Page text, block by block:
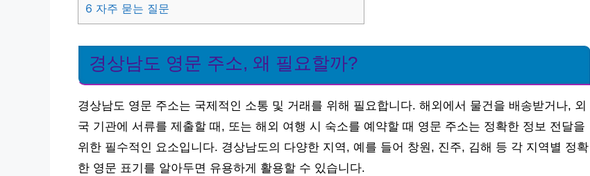
6 자주 묻는 질문
경상남도 영문 주소, 왜 필요할까?
경상남도 영문 주소는 국제적인 소통 및 거래를 위해 필요합니다. 해외에서 물건을 배송받거나, 외
국 기관에 서류를 제출할 때, 또는 해외 여행 시 숙소를 예약할 때 영문 주소는 정확한 정보 전달을
위한 필수적인 요소입니다. 경상남도의 다양한 지역, 예를 들어 창원, 진주, 김해 등 각 지역별 정확
한 영문 표기를 알아두면 유용하게 활용할 수 있습니다.